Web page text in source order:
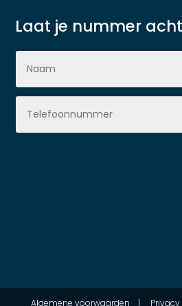
Laat je nummer
Algemene voorwaarden |